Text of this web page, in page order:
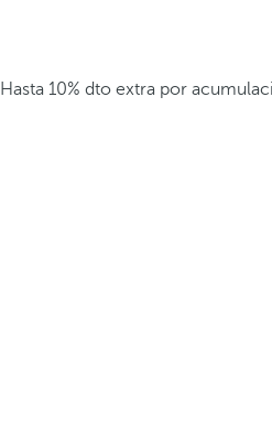
Hasta 10% dto extra por